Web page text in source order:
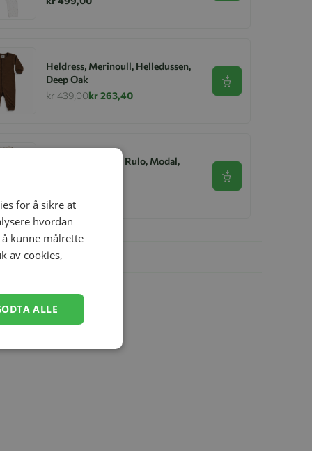
Heldress, Merinoull, Helledussen,
Deep Oak
kr 439,00kr 263,40
Se produkt
MarMar Heldress Rulo, Modal,
Se produkt
for å sikre at
hvordan
kunne målrette
av cookies,
ALLE